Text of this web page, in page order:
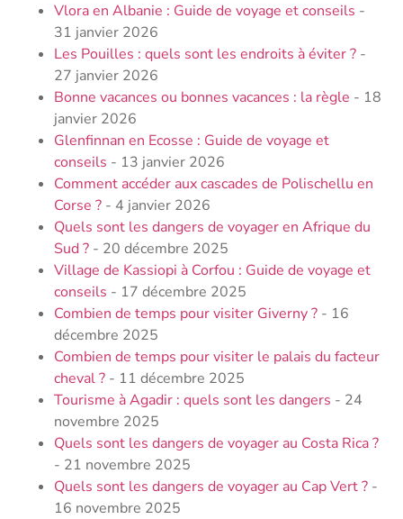
Vlora en Albanie : Guide de voyage et conseils -
31 janvier 2026
Les Pouilles : quels sont les endroits à éviter ? -
27 janvier 2026
Bonne vacances ou bonnes vacances : la règle - 18
janvier 2026
Glenfinnan en Ecosse : Guide de voyage et
conseils - 13 janvier 2026
Comment accéder aux cascades de Polischellu en
Corse ? - 4 janvier 2026
Quels sont les dangers de voyager en Afrique du
Sud ? - 20 décembre 2025
Village de Kassiopi à Corfou : Guide de voyage et
conseils - 17 décembre 2025
Combien de temps pour visiter Giverny ? - 16
décembre 2025
Combien de temps pour visiter le palais du facteur
cheval ? - 11 décembre 2025
Tourisme à Agadir : quels sont les dangers - 24
novembre 2025
Quels sont les dangers de voyager au Costa Rica ?
- 21 novembre 2025
Quels sont les dangers de voyager au Cap Vert ? -
16 novembre 2025